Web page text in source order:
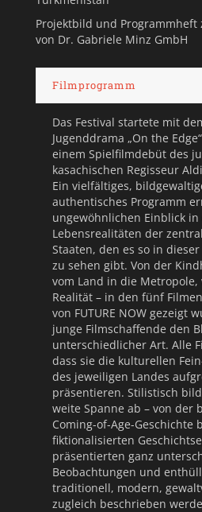
Projektbild und
von Dr. Gabriele Minz GmbH
Filmprogramm
Das Festival startete mit
Jugenddrama „On the
einem Spielfilmdebüt des
kasachischen Regisseur
Ein vielfältiges,
authentisches Programm
ungewöhnlichen Einblick in
Lebensrealitäten der
Staaten, den es so in
zu sehen gibt. Von der
vom Land in die
Realität – in den fünf
von FUTURE NOW gezeigt
junge Filmschaffende den
unterschiedlicher Art. Alle
dass sie die kulturellen
des jeweiligen Landes
präsentieren. Stilistisch
weite Spanne ab – von der
Coming-of-Age-Geschichte
fiktionalisierten
präsentierten ganz
Beobachtungen und
traditionell, modern,
zugleich beschrieben